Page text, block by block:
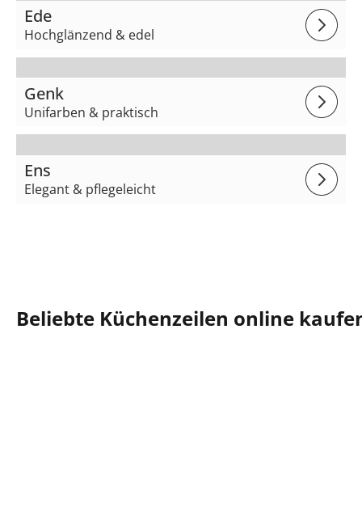
Ede
Hochglänzend & edel
Genk
Unifarben & praktisch
Ens
Elegant & pflegeleicht
Beliebte Küchenzeilen online